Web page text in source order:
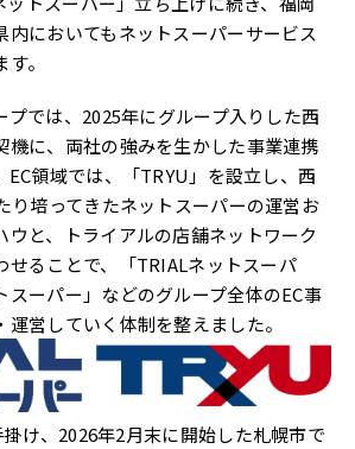
内においてもネットスーパーサービス
。
では、2025年にグループ入りした西
機に、両社の強みを生かした事業連携
EC領域では、「TRYU」を設立し、西
り培ってきたネットスーパーの運営お
ウと、トライアルの店舗ネットワーク
せることで、「TRIALネットスーパ
スーパー」などのグループ全体のEC事
営していく体制を整えました。
け、2026年2月末に開始した札幌市で